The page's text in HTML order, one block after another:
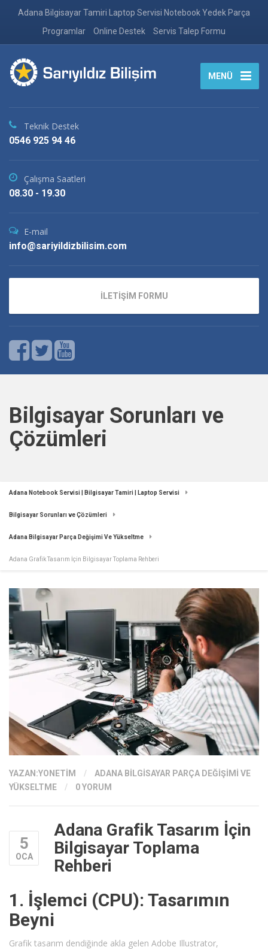
Adana Bilgisayar Tamiri Laptop Servisi Notebook Yedek Parça
Programlar
Online Destek Servis Talep Formu
MENÜ
Teknik Destek
0546 925 94 46
Çalışma Saatleri
08.30 - 19.30
E-mail
info@sariyildizbilisim.com
İLETİŞİM FORMU
Bilgisayar Sorunları ve
Çözümleri
Adana Notebook Servisi | Bilgisayar Tamiri | Laptop Servisi
Bilgisayar Sorunları ve Çözümleri
Adana Bilgisayar Parça Değişimi Ve Yükseltme
Adana Grafik Tasarım İçin Bilgisayar Toplama Rehberi
YAZAN:YONETIM /
ADANA BILGISAYAR PARÇA DEĞIŞIMI VE
YÜKSELTME
/ 0 YORUM
5
OCA
Adana Grafik Tasarım İçin
Bilgisayar Toplama
Rehberi
1. İşlemci (CPU): Tasarımın
Beyni
Grafik tasarım dendiğinde akla gelen Adobe Illustrator,